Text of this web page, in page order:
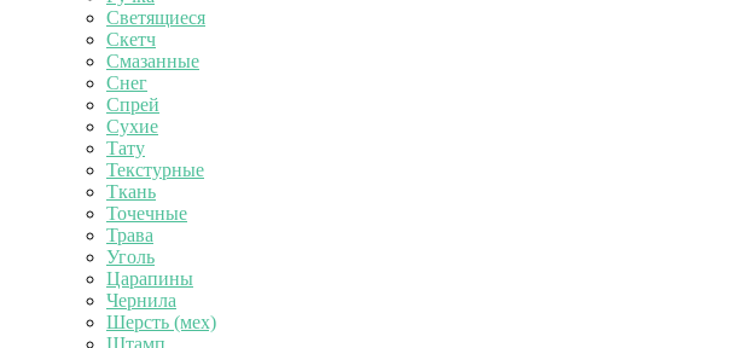
Светящиеся
Скетч
Смазанные
Снег
Спрей
Сухие
Тату
Текстурные
Ткань
Точечные
Трава
Уголь
Царапины
Чернила
Шерсть (мех)
Штамп